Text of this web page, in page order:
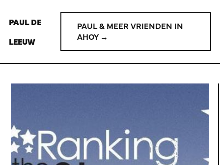
PAUL DE
LEEUW
PAUL & MEER VRIENDEN IN
AHOY →